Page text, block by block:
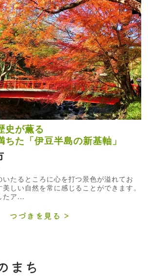
史が薫る
た「伊豆半島の新基軸」
たるところに心を打つ景色が溢れてお
しい自然を常に感じることができます。
たア...
つづきを見る
まち